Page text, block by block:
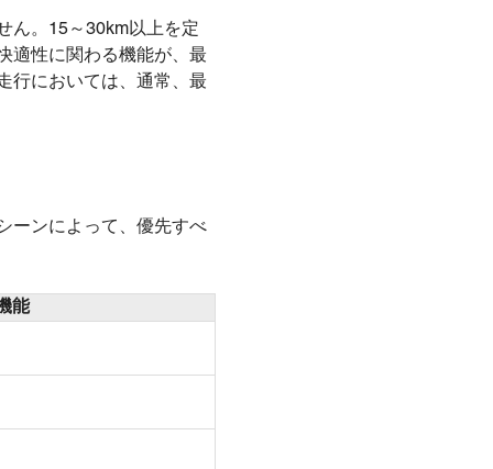
ん。15～30km以上を定
適性に関わる機能が、最
行においては、通常、最
ーンによって、優先すべ
能